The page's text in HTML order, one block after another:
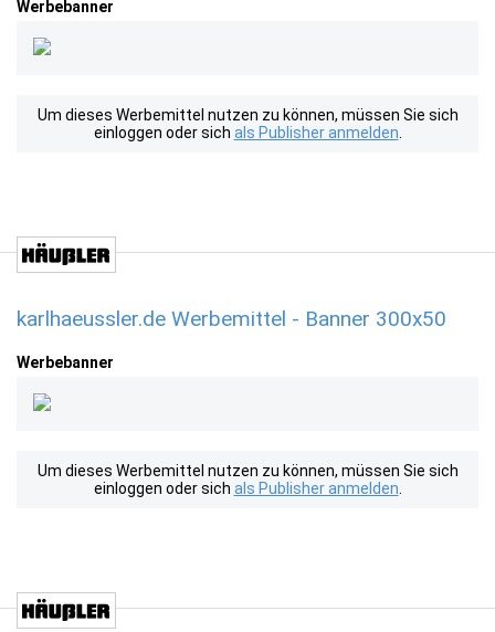
Werbebanner
Um dieses Werbemittel nutzen zu können, müssen Sie sich
einloggen oder sich als Publisher anmelden
karlhaeussler.de Werbemittel - Banner 300x50
Werbebanner
Um dieses Werbemittel nutzen zu können, müssen Sie sich
einloggen oder sich als Publisher anmelden